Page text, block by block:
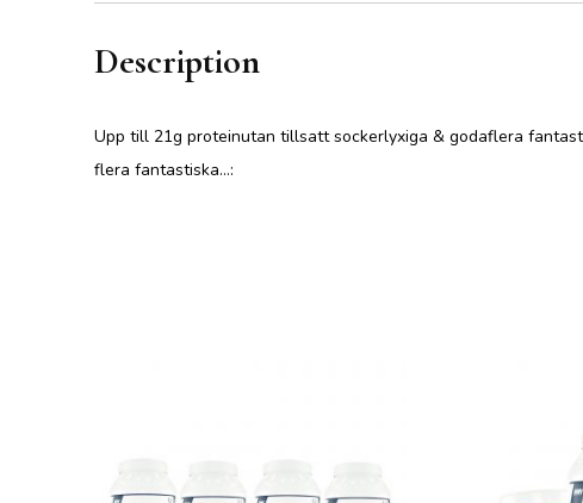
Description
Upp till 21g proteinutan tillsatt sockerlyxiga & godaflera
flera fantastiska…: